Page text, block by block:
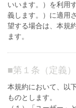
いいます。）を利用
義します。）に適用
望する場合は、本規
ます。
■第１条（定義）
本規約において、以
ものとします。